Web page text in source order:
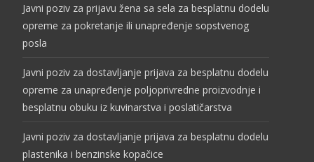
Javni poziv za prijavu žena sa sela za besplatnu dodelu
opreme za pokretanje ili unapređenje sopstvenog
posla
Javni poziv za dostavljanje prijava za besplatnu dodelu
opreme za unapređenje poljoprivredne proizvodnje i
besplatnu obuku iz kuvinarstva i poslatičarstva
Javni poziv za dostavljanje prijava za besplatnu dodelu
plastenika i benzinske kopačice